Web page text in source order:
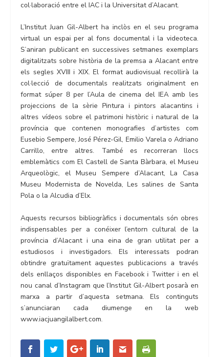
col·laboració entre el IAC i la Universitat d’Alacant.
L’Institut Juan Gil-Albert ha inclòs en el seu programa
virtual un espai per al fons documental i la videoteca.
S’aniran publicant en successives setmanes exemplars
digitalitzats sobre història de la premsa a Alacant entre
els segles XVIII i XIX. El format audiovisual recollirà la
col·lecció de documentals realitzats originalment en
format súper 8 per l’Aula de cinema del IEA amb les
projeccions de la sèrie Pintura i pintors alacantins i
altres vídeos sobre el patrimoni històric i natural de la
província que contenen monografies d’artistes com
Eusebio Sempere, José Pérez-Gil, Emilio Varela o Adriano
Carrillo, entre altres. També es recorreran llocs
emblemàtics com El Castell de Santa Bàrbara, el Museu
Arqueològic, el Museu Sempere d’Alacant, La Casa
Museu Modernista de Novelda, Les salines de Santa
Pola o la Alcudia d’Elx.
Aquests recursos bibliogràfics i documentals són obres
indispensables per a conéixer l’entorn cultural de la
província d’Alacant i una eina de gran utilitat per a
estudiosos i investigadors. Els interessats podran
obtindre gratuïtament aquestes publicacions a través
dels enllaços disponibles en Facebook i Twitter i en el
nou canal d’Instagram que l’Institut Gil-Albert posarà en
marxa a partir d’aquesta setmana. Els continguts
s’anunciaran cada diumenge en la web
www.iacjuangilalbert.com.